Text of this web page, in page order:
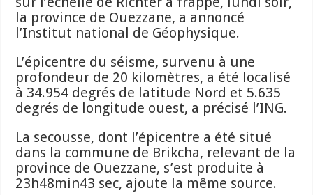
la province de Ouezzane, a annoncé
l’Institut national de Géophysique.
L’épicentre du séisme, survenu à une
profondeur de 20 kilomètres, a été localisé
à 34.954 degrés de latitude Nord et 5.635
degrés de longitude ouest, a précisé l’ING.
La secousse, dont l’épicentre a été situé
dans la commune de Brikcha, relevant de la
province de Ouezzane, s’est produite à
23h48min43 sec, ajoute la même source.